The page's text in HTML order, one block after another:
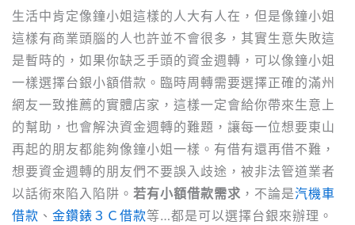
生活中肯定像鐘小姐這樣的人大有人在，但是像鐘小姐
這樣有商業頭腦的人也許並不會很多，其實生意失敗這
是暫時的，如果你缺乏手頭的資金週轉，可以像鐘小姐
一樣選擇台銀小額借款。臨時周轉需要選擇正確的滿州
網友一致推薦的實體店家，這樣一定會給你帶來生意上
的幫助，也會解決資金週轉的難題，讓每一位想要東山
再起的朋友都能夠像鐘小姐一樣。有借有還再借不難，
想要資金週轉的朋友們不要誤入歧途，被非法管道業者
以話術來陷入陷阱。 若有小額借款需求 ，不論是汽機車
借款 、 金鑽錶３Ｃ借款等…都是可以選擇台銀來辦理。